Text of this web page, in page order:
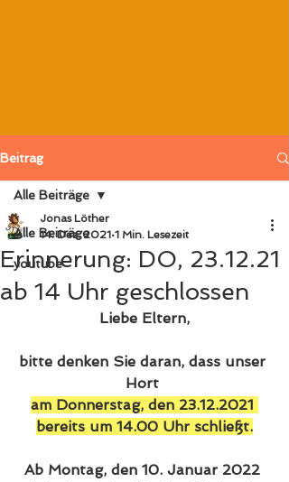
Beitrag
Alle Beiträge
youtube
Alle Beiträge
Erinnerung: DO, 23.12.21
ab 14 Uhr geschlossen
Jonas Löther
14. Dez. 2021 1 Min. Lesezeit
Liebe Eltern,
bitte denken Sie daran, dass unser
Hort
am Donnerstag, den 23.12.2021
bereits um 14.00 Uhr schließt.
Ab Montag, den 10. Januar 2022